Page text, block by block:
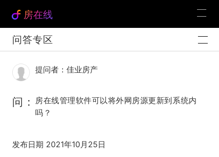
房在线
问答专区
提问者：佳业房产
问：
房在线管理软件可以将外网房源更新到系统内
吗？
发布日期 2021年10月25日